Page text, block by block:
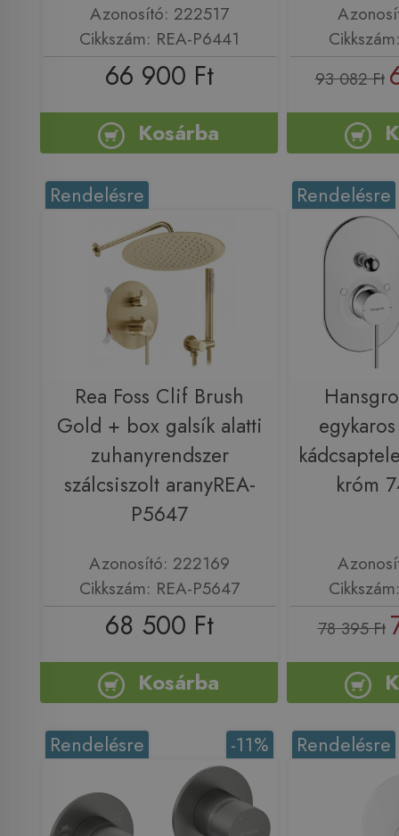
Azonosító: 222517
Cikkszám: REA-P6441
66 900 Ft
Kosárba
93 082 Ft
Rendelésre
Rea Foss Clif Brush
Gold + box galsík alatti
zuhanyrendszer
szálcsiszolt aranyREA-
P5647
Azonosító: 222169
Cikkszám: REA-P5647
68 500 Ft
Kosárba
Rendelésre
króm
78 395 Ft
-11%
Rendelésre Rendelésre